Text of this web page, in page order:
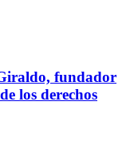
fundador
los derechos